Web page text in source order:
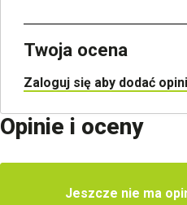
Twoja ocena
Zaloguj się aby dodać
Opinie i oceny
Jeszcze nie ma